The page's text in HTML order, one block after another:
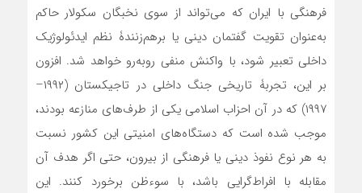
فرهنگی با ایران که می‌تواند از سوی نخبگان سکولار حاکم
به‌عنوان تقویت گفتمان دینی یا برهم‌زنندۀ نظم ایدئولوژیک
داخلی تعبیر شود، با واکنش منفی روبه‌رو خواهد شد. افزون
بر این، تجربۀ تاریخی جنگ داخلی در تاجیکستان (۱۹۹۲–
۱۹۹۷) که در آن احزاب اسلامی یکی از طرف‌های منازعه بودند،
موجب شده است که دستگاه‌های امنیتی این کشور نسبت
به هر نوع نفوذ دینی یا فرهنگی از بیرون، حتی اگر هدف آن
مقابله با افراط‌گرایی باشد، با سوء‌ظن برخورد کنند. این